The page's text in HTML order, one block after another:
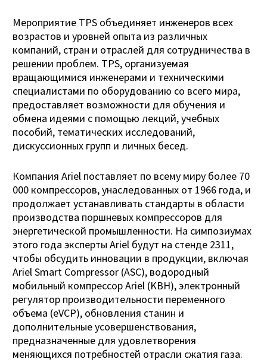
Мероприятие TPS объединяет инженеров всех
возрастов и уровней опыта из различных
компаний, стран и отраслей для сотрудничества в
решении проблем. TPS, организуемая
вращающимися инженерами и техническими
специалистами по оборудованию со всего мира,
предоставляет возможности для обучения и
обмена идеями с помощью лекций, учебных
пособий, тематических исследований,
дискуссионных групп и личных бесед.
Компания Ariel поставляет по всему миру более 70
000 компрессоров, унаследованных от 1966 года, и
продолжает устанавливать стандарты в области
производства поршневых компрессоров для
энергетической промышленности. На симпозиумах
этого года эксперты Ariel будут на стенде 2311,
чтобы обсудить инновации в продукции, включая
Ariel Smart Compressor (ASC), водородный
мобильный компрессор Ariel (KBH), электронный
регулятор производительности переменного
объема (eVCP), обновления станин и
дополнительные усовершенствования,
предназначенные для удовлетворения
меняющихся потребностей отрасли сжатия газа.